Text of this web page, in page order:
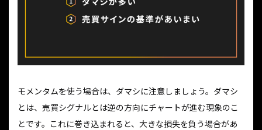
モメンタムを使う場合は、ダマシに注意しましょう。ダマシ
とは、売買シグナルとは逆の方向にチャートが進む現象のこ
とです。これに巻き込まれると、大きな損失を負う場合があ